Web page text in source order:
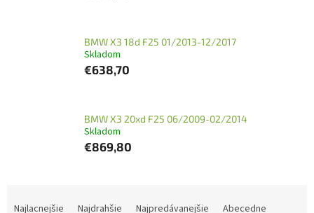
BMW X3 18d F25 01/2013-12/2017
Skladom
€638,70
BMW X3 20xd F25 06/2009-02/2014
Skladom
€869,80
Najlacnejšie Najdrahšie Najpredávanejšie Abecedne